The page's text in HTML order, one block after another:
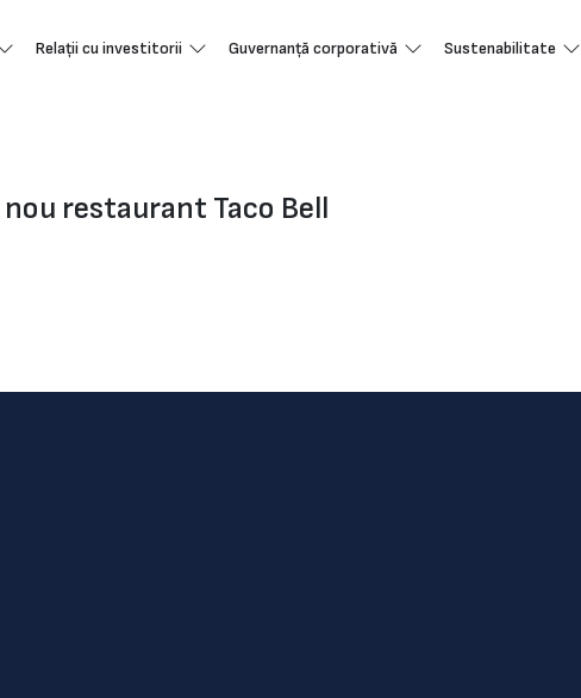
Relații cu investitorii Guvernanță corporativă Sustenabilitate
restaurant Taco Bell